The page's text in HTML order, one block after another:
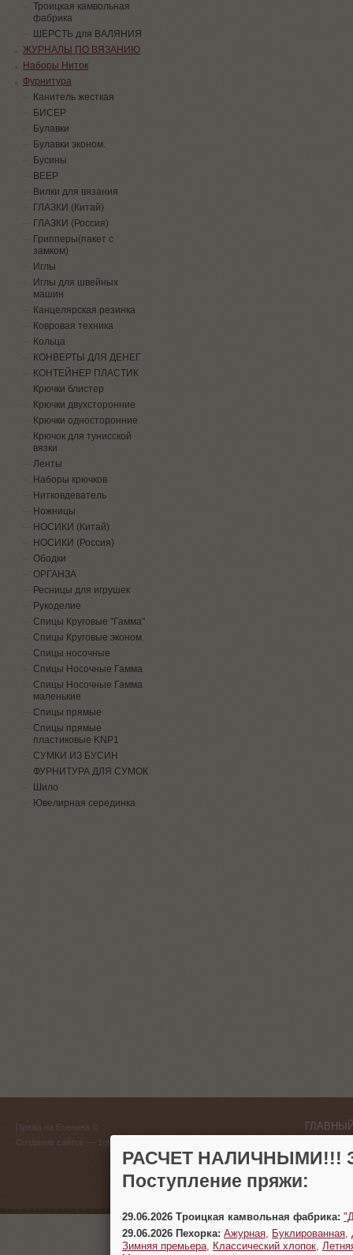
Троицкая камвольная
фабрика
ШЕРСТЬ для ВАЛЯНИЯ
ЖУРНАЛЫ ПО ВЯЗАНИЮ
Наборы Ниток
Фурнитура
Канитель жесткая
БИСЕР
Булавки
Булавки эконом.
Бусины
ВЕЕР
Вилки для вязания
ГЛАЗКИ (Китай)
ГЛАЗКИ (Россия)
Грипперы(пакет с
замком)
Иглы
Иглы для швейных
машин
Канцелярская резинка
Ковровая техника
Кольца
КОНВЕРТЫ ДЛЯ ДЕНЕГ
КОНТЕЙНЕР ПЛАСТИК
Крючки блистер
Крючки двухсторонние
Крючки односторонние
Крючок для тунисской
вязки
Ленты
Наборы крючков
Нитковдеватель
Ножницы
НОСИКИ (Китай)
НОСИКИ (Россия)
Ободки
ОРГАНЗА
Ресницы для игрушек
Рукоделие
Спицы Круговые "Гамма"
Спицы Круговые эконом.
Спицы носочные
Спицы Носочные Гамма
Спицы Носочные Гамма
маленькие
Спицы прямые
Спицы прямые
пластиковые KNP1
СУМКИ ИЗ БУСИН
ФУРНИТУРА ДЛЯ СУМОК
Шило
Ювелирная серединка
Пряжа на Есенина ©
Создание сайтов — 1gt.ru (383)
г.
РАСЧЕТ НАЛИЧНЫМИ!!!
Поступление пряжи:
29.06.2026 Троицкая камвольная фабрика:
29.06.2026 Пехорка: Ажурная Буклированная
Зимняя премьера
Классический хлопок